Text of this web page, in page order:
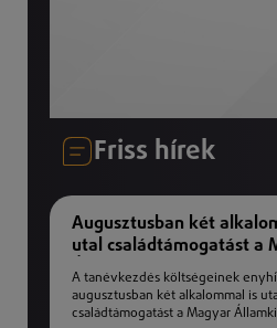
Friss hírek
Augusztusban két
utal családtámogatást a
Államkincstár
A tanévkezdés költségeinek
augusztusban két alkalommal is
családtámogatást a Magyar